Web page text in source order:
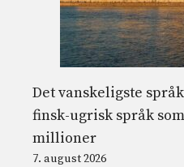
Det vanskeligste
finsk-ugrisk språk
millioner
7. august 2026